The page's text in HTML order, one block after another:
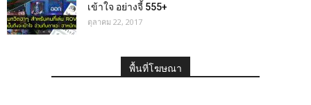
เข้าใจ อย่างจี้ 555+
ตุลาคม 22, 2017
พื้นที่โฆษณา